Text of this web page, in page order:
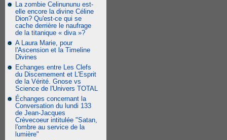
La zombie Celinununu est-
elle encore la divine Céline
Dion? Qu'est-ce qui se
cache derrière le naufrage
de la titanique « diva »?
A Laura Marie, pour
l'Ascension et la Timeline
Divines
Echanges entre Les Clefs
du Discernement et L'Esprit
de la Vérité. Gnose vs
Science de l'Univers TOTAL
Échanges concernant la
Conversation du lundi 133
de Jean-Jacques
Crèvecoeur intitulée "Satan,
l'ombre au service de la
lumière"